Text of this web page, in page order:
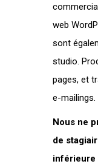
web
sont
studio.
pages, et
e-mailings.
Nous ne
de
inférieure